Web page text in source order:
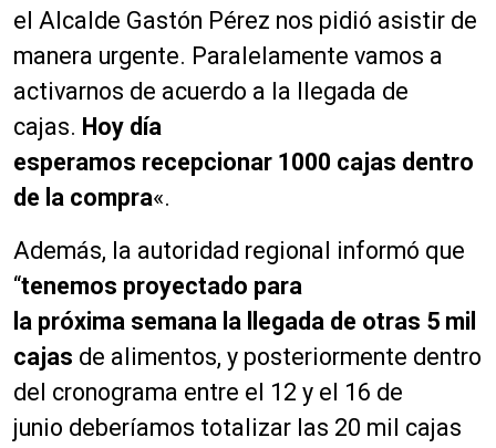
el Alcalde Gastón Pérez nos pidió asistir de
manera urgente. Paralelamente vamos a
activarnos de acuerdo a la llegada de
cajas. Hoy día
esperamos recepcionar 1000 cajas dentro
de la compra«.
Además, la autoridad regional informó que
“tenemos proyectado para
la próxima semana la llegada de otras 5 mil
cajas de alimentos, y posteriormente dentro
del cronograma entre el 12 y el 16 de
junio deberíamos totalizar las 20 mil cajas